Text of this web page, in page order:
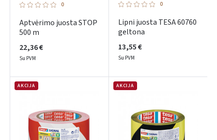
0
Aptvėrimo juosta STOP
500 m
22,36 €
Su PVM
0
Lipni juosta TESA 60760
geltona
13,55 €
Su PVM
AKCIJA AKCIJA